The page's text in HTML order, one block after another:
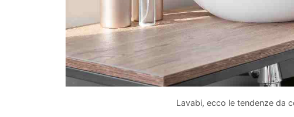
Lavabi, ecco le tendenze da